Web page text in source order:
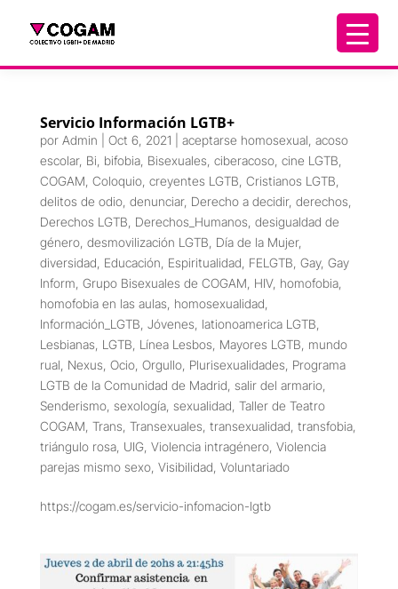
Servicio Información LGTB+
por Admin Oct 6, 2021 aceptarse homosexual acoso
escolar, Bi bifobia, Bisexuales ciberacoso, cine LGTB
COGAM Coloquio, creyentes LGTB Cristianos LGTB
delitos de odio, denunciar, Derecho a decidir, derechos
Derechos LGTB Derechos_Humanos desigualdad de
género, desmovilización LGTB Día de la Mujer,
diversidad Educación Espiritualidad FELGTB Gay, Gay
Inform Grupo Bisexuales de COGAM HIV, homofobia,
homofobia en las aulas homosexualidad
Información_LGTB Jóvenes lationoamerica LGTB
Lesbianas LGTB Línea Lesbos Mayores LGTB mundo
rual Nexus Ocio, Orgullo, Plurisexualidades Programa
LGTB de la Comunidad de Madrid salir del armario,
Senderismo, sexología, sexualidad Taller de Teatro
COGAM Trans Transexuales transexualidad transfobia,
triángulo rosa, UIG, Violencia intragénero, Violencia
parejas mismo sexo, Visibilidad Voluntariado
https://cogam.es/servicio-infomacion-lgtb